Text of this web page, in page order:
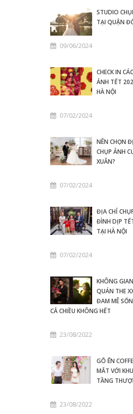
STUDIO
TẠI QUẬN
09/06/2024
CHECK IN
ẢNH TẾT
HÀ NỘI
07/02/2024
NÊN CHỌN
CHỤP ẢNH
XUÂN?
07/02/2024
ĐỊA CHỈ
ĐÌNH DỊP
TẠI HÀ NỘI
07/02/2024
KHÔNG
QUÁN THE
ĐAM MÊ
CẢ CHIỀU KHÔNG HẾT
23/08/2022
GŌ ĒN
MẮT VỚI
TẦNG
23/08/2022